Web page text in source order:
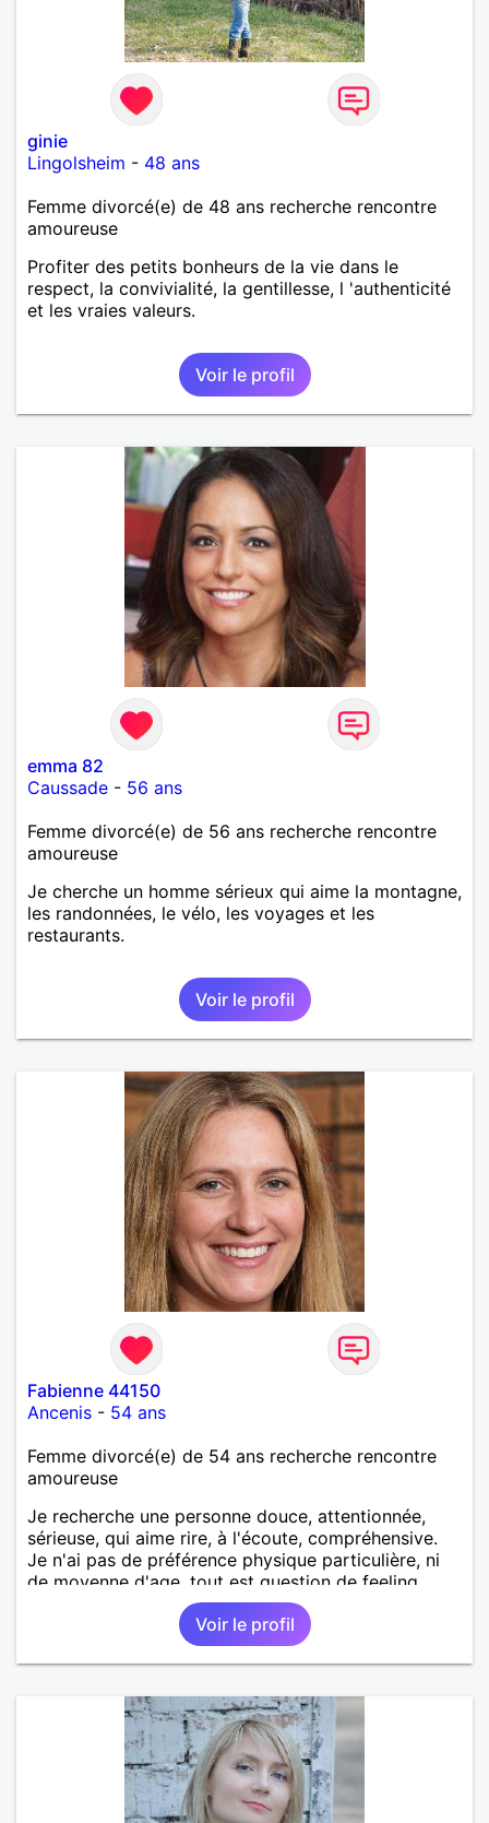
ginie
Lingolsheim - 48 ans
Femme divorcé(e) de 48 ans recherche rencontre
amoureuse
Profiter des petits bonheurs de la vie dans le
respect, la convivialité, la gentillesse, l 'authenticité
et les vraies valeurs.
Voir le profil
emma 82
Caussade - 56 ans
Femme divorcé(e) de 56 ans recherche rencontre
amoureuse
Je cherche un homme sérieux qui aime la montagne,
les randonnées, le vélo, les voyages et les
restaurants.
Voir le profil
Fabienne 44150
Ancenis - 54 ans
Femme divorcé(e) de 54 ans recherche rencontre
amoureuse
Je recherche une personne douce, attentionnée,
sérieuse, qui aime rire, à l'écoute, compréhensive.
Je n'ai pas de préférence physique particulière, ni
de moyenne d'age, tout est question de feeling.
Voir le profil